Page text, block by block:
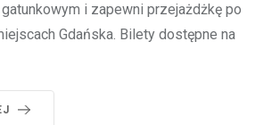
i zapewni przejażdżkę po
Gdańska. Bilety dostępne na